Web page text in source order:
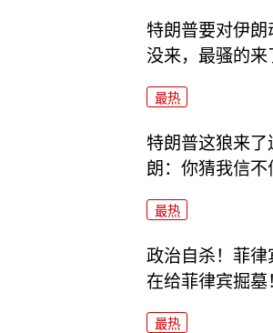
特朗普要对伊
没来，最骚的来
最热
特朗普这狼来
朗：你猜我信不
最热
政治自杀！菲
在给菲律宾掘墓
最热